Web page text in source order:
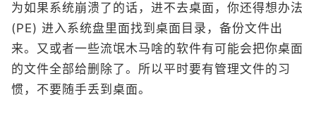
为如果系统崩溃了的话，进不去桌面，你还得想办法
(PE) 进入系统盘里面找到桌面目录，备份文件出
来。又或者一些流氓木马啥的软件有可能会把你桌面
的文件全部给删除了。所以平时要有管理文件的习
惯，不要随手丢到桌面。